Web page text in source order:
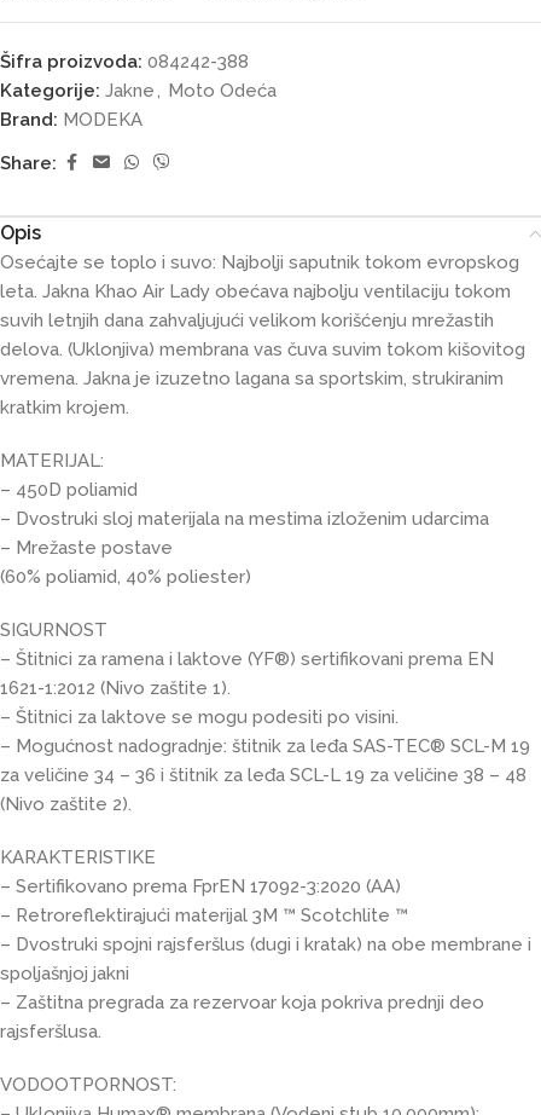
Šifra proizvoda: 084242-388
Kategorije: Jakne, Moto Odeća
Brand: MODEKA
Share:
Opis
Osećajte se toplo i suvo: Najbolji saputnik tokom evropskog
leta. Jakna Khao Air Lady obećava najbolju ventilaciju tokom
suvih letnjih dana zahvaljujući velikom korišćenju mrežastih
delova. (Uklonjiva) membrana vas čuva suvim tokom kišovitog
vremena. Jakna je izuzetno lagana sa sportskim, strukiranim
kratkim krojem.
MATERIJAL:
– 450D poliamid
– Dvostruki sloj materijala na mestima izloženim udarcima
– Mrežaste postave
(60% poliamid, 40% poliester)
SIGURNOST
– Štitnici za ramena i laktove (YF®) sertifikovani prema EN
1621-1:2012 (Nivo zaštite 1).
– Štitnici za laktove se mogu podesiti po visini.
– Mogućnost nadogradnje: štitnik za leđa SAS-TEC® SCL-M 19
za veličine 34 – 36 i štitnik za leđa SCL-L 19 za veličine 38 – 48
(Nivo zaštite 2).
KARAKTERISTIKE
– Sertifikovano prema FprEN 17092-3:2020 (AA)
– Retroreflektirajući materijal 3M ™ Scotchlite ™
– Dvostruki spojni rajsferšlus (dugi i kratak) na obe membrane i
spoljašnjoj jakni
– Zaštitna pregrada za rezervoar koja pokriva prednji deo
rajsferšlusa.
VODOOTPORNOST: